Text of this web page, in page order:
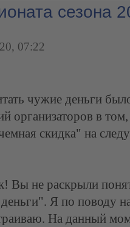
сезона
07:22
чужие деньги
организаторов в
скидка" на
Вы не раскрыли
Я по поводу
На данный